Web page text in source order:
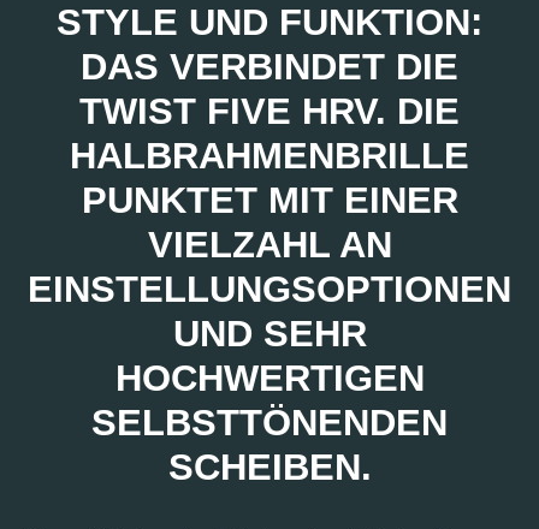
STYLE UND FUNKTION:
DAS VERBINDET DIE
TWIST FIVE HRV. DIE
HALBRAHMENBRILLE
PUNKTET MIT EINER
VIELZAHL AN
EINSTELLUNGSOPTIONEN
UND SEHR
HOCHWERTIGEN
SELBSTTÖNENDEN
SCHEIBEN.